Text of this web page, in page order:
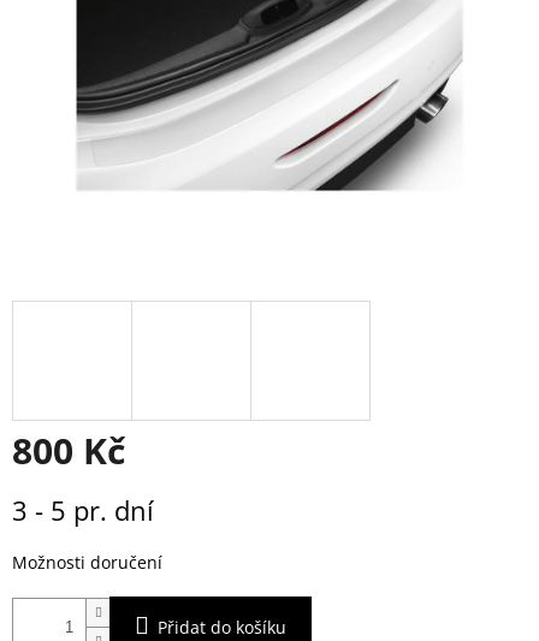
800 Kč
cena:
3 - 5 pr. dní
Možnosti doručení
Přidat do košíku